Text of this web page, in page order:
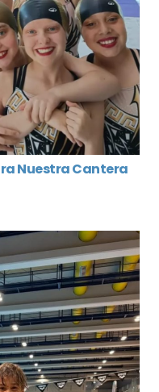
Nuestra Cantera